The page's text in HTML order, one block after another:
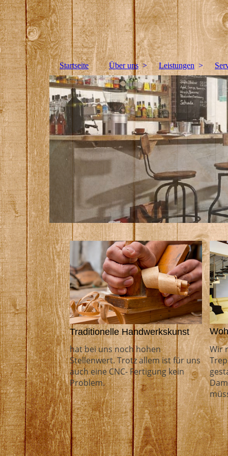
Reiner Limbach Tischlerei &amp;
Bitte fügen Sie hier Ihren Webseiten-Titel ein.
Startseite Über uns Leistungen
Traditionelle Handwerkskunst
hat bei uns noch hohen
Stellenwert. Trotz allem ist für uns
auch eine CNC- Fertigung kein
Problem.
Wir